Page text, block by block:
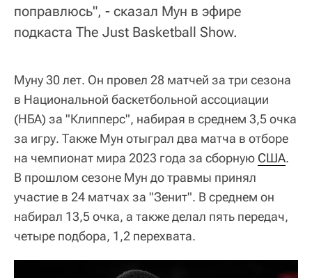
поправлюсь", - сказал Мун в эфире
подкаста The Just Basketball Show.
Муну 30 лет. Он провел 28 матчей за три сезона
в Национальной баскетбольной ассоциации
(НБА) за "Клипперс", набирая в среднем 3,5 очка
за игру. Также Мун отыграл два матча в отборе
на чемпионат мира 2023 года за сборную США.
В прошлом сезоне Мун до травмы принял
участие в 24 матчах за "Зенит". В среднем он
набирал 13,5 очка, а также делал пять передач,
четыре подбора, 1,2 перехвата.